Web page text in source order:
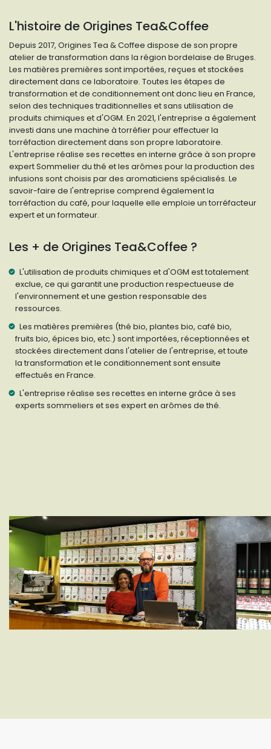
L'histoire de Origines Tea&Coffee
Depuis 2017, Origines Tea & Coffee dispose de son propre
atelier de transformation dans la région bordelaise de Bruges.
Les matières premières sont importées, reçues et stockées
directement dans ce laboratoire. Toutes les étapes de
transformation et de conditionnement ont donc lieu en France,
selon des techniques traditionnelles et sans utilisation de
produits chimiques et d'OGM. En 2021, l'entreprise a également
investi dans une machine à torréfier pour effectuer la
torréfaction directement dans son propre laboratoire.
L'entreprise réalise ses recettes en interne grâce à son propre
expert Sommelier du thé et les arômes pour la production des
infusions sont choisis par des aromaticiens spécialisés. Le
savoir-faire de l'entreprise comprend également la
torréfaction du café, pour laquelle elle emploie un torréfacteur
expert et un formateur.
Les + de Origines Tea&Coffee ?
L'utilisation de produits chimiques et d'OGM est totalement
exclue, ce qui garantit une production respectueuse de
l'environnement et une gestion responsable des
ressources.
Les matières premières (thé bio, plantes bio, café bio,
fruits bio, épices bio, etc.) sont importées, réceptionnées et
stockées directement dans l'atelier de l'entreprise, et toute
la transformation et le conditionnement sont ensuite
effectués en France.
L'entreprise réalise ses recettes en interne grâce à ses
experts sommeliers et ses expert en arômes de thé.